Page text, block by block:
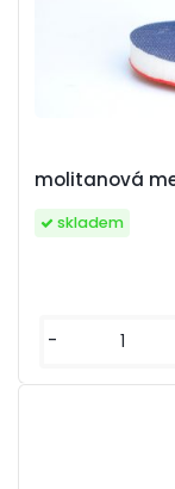
molitanová
skladem
-